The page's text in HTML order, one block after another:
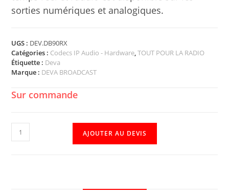
sorties numériques et analogiques.
UGS : DEV.DB90RX
Catégories : Codecs IP Audio - Hardware,TOUT POUR LA RADIO
Étiquette : Deva
Marque : DEVA BROADCAST
Sur commande
AJOUTER AU DEVIS